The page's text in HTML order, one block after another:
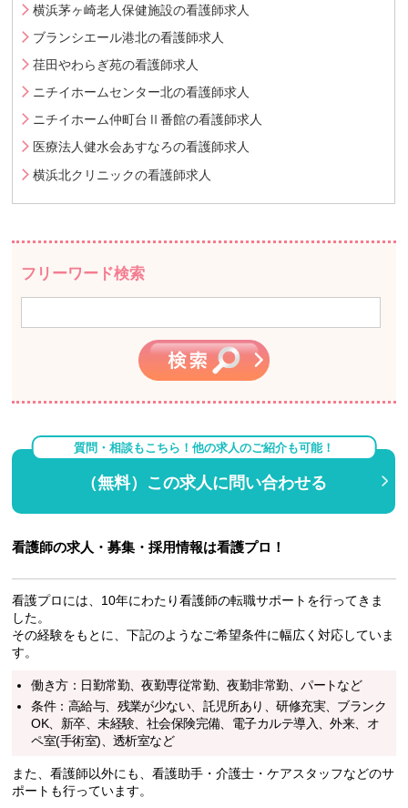
横浜茅ヶ崎老人保健施設の看護師求人
ブランシエール港北の看護師求人
荏田やわらぎ苑の看護師求人
ニチイホームセンター北の看護師求人
ニチイホーム仲町台Ⅱ番館の看護師求人
医療法人健水会あすなろの看護師求人
横浜北クリニックの看護師求人
フリーワード検索
質問・相談もこちら！他の求人のご紹介も可能！
（無料）この求人に問い合わせる
看護師の求人・募集・採用情報は看護プロ！
看護プロには、10年にわたり看護師の転職サポートを行ってきま
した。
その経験をもとに、下記のようなご希望条件に幅広く対応していま
す。
働き方：日勤常勤、夜勤専従常勤、夜勤非常勤、パートなど
条件：高給与、残業が少ない、託児所あり、研修充実、ブランク
OK、新卒、未経験、社会保険完備、電子カルテ導入、外来、オ
ペ室(手術室)、透析室など
また、看護師以外にも、看護助手・介護士・ケアスタッフなどのサ
ポートも行っています。